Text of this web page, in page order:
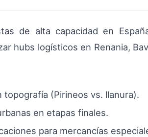
de alta capacidad en
hubs logísticos en Renania,
(Pirineos vs. llanura).
en etapas finales.
para mercancías